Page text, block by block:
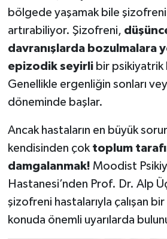
bölgede yaşamak bile şizofreni
artırabiliyor. Şizofreni,
davranışlarda bozulmalara
epizodik seyirlibir psikiyatrik
Genellikle ergenliğin sonları
döneminde başlar.
Ancak hastaların en büyük
kendisinden çok toplum
damgalanmak! Moodist
Hastanesi’nden Prof. Dr. Alp
şizofreni hastalarıyla çalışan
konuda önemli uyarılarda